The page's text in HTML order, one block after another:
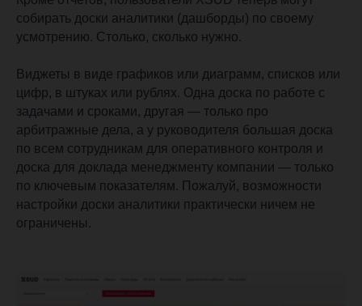
собирать доски аналитики (дашборды) по своему
усмотрению. Столько, сколько нужно.
Виджеты в виде графиков или диаграмм, списков или
цифр, в штуках или рублях. Одна доска по работе с
задачами и сроками, другая — только про
арбитражные дела, а у руководителя большая доска
по всем сотрудникам для оперативного контроля и
доска для доклада менеджменту компании — только
по ключевым показателям. Пожалуй, возможности
настройки доски аналитики практически ничем не
ограничены.